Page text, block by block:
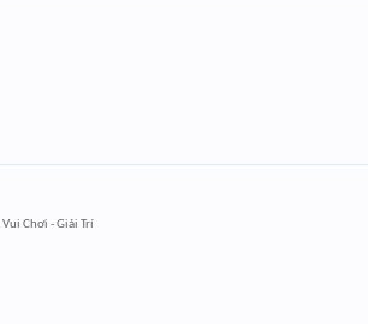
Vui Chơi - Giải Trí